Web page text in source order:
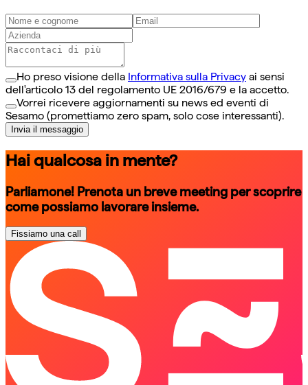
Ho preso visione della Informativa sulla Privacy ai sensi
dell'articolo 13 del regolamento UE 2016/679 e la accetto.
Vorrei ricevere aggiornamenti su news ed eventi di
Sesamo (promettiamo zero spam, solo cose interessanti).
Invia il messaggio
Hai qualcosa in mente?
Parliamone! Prenota un breve meeting per scoprire
come possiamo lavorare insieme.
Fissiamo una call
schedule a call
schedule a call